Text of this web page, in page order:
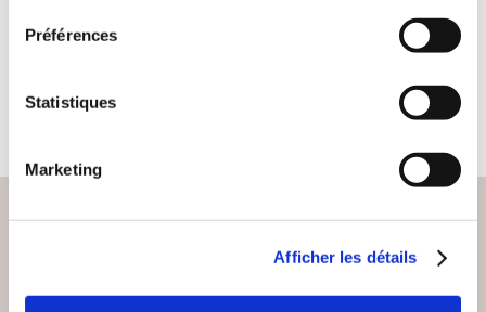
Préférences
Statistiques
Marketing
Afficher les détails
Fantastique & ésotérique